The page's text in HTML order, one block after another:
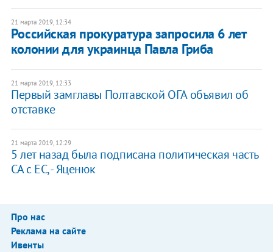
21 марта 2019, 12:34
Российская прокуратура запросила 6 лет
колонии для украинца Павла Гриба
21 марта 2019, 12:33
Первый замглавы Полтавской ОГА объявил об
отставке
21 марта 2019, 12:29
5 лет назад была подписана политическая часть
СА с ЕС, - Яценюк
Про нас
Реклама на сайте
Ивенты